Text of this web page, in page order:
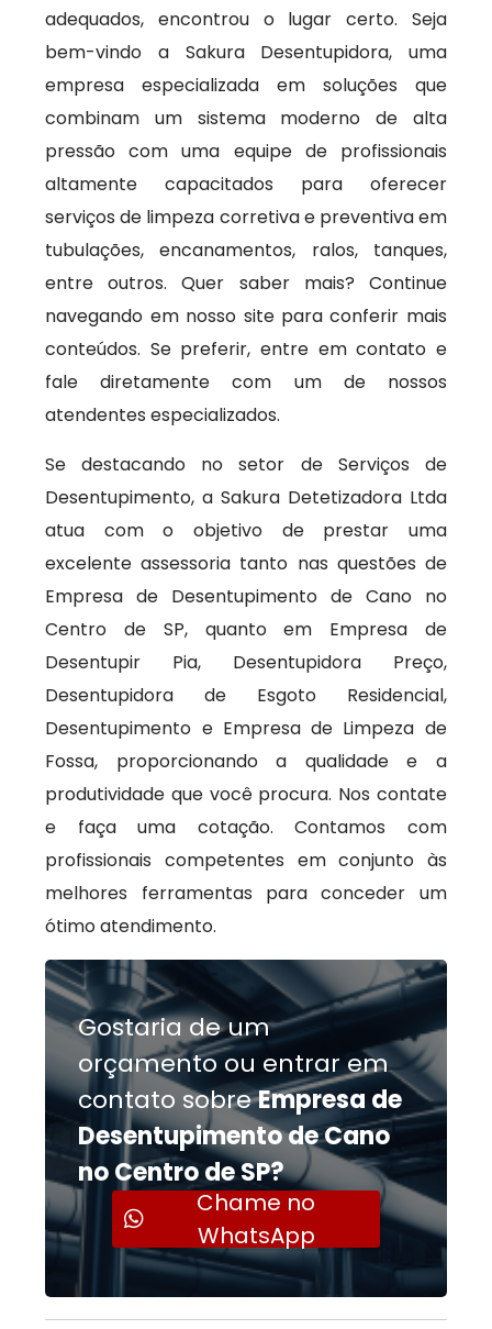
adequados, encontrou o lugar certo. Seja
bem-vindo a Sakura Desentupidora, uma
empresa especializada em soluções que
combinam um sistema moderno de alta
pressão com uma equipe de profissionais
altamente capacitados para oferecer
serviços de limpeza corretiva e preventiva em
tubulações, encanamentos, ralos, tanques,
entre outros. Quer saber mais? Continue
navegando em nosso site para conferir mais
conteúdos. Se preferir, entre em contato e
fale diretamente com um de nossos
atendentes especializados.
Se destacando no setor de Serviços de
Desentupimento, a Sakura Detetizadora Ltda
atua com o objetivo de prestar uma
excelente assessoria tanto nas questões de
Empresa de Desentupimento de Cano no
Centro de SP, quanto em Empresa de
Desentupir Pia, Desentupidora Preço,
Desentupidora de Esgoto Residencial,
Desentupimento e Empresa de Limpeza de
Fossa, proporcionando a qualidade e a
produtividade que você procura. Nos contate
e faça uma cotação. Contamos com
profissionais competentes em conjunto às
melhores ferramentas para conceder um
ótimo atendimento.
Gostaria de um
orçamento ou entrar em
contato sobreEmpresa de
Desentupimento de Cano
no Centro de SP?
Chame no
WhatsApp